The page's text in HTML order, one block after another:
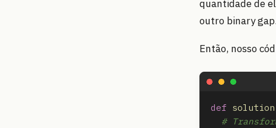
quantidade de
outro binary gap.
Então, nosso
def solution
#